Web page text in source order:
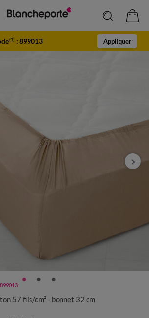
(1) :899013 Appliquer
57 fils/cm² - bonnet 32 cm